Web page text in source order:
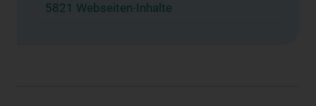
5821 Webseiten-Inhalte